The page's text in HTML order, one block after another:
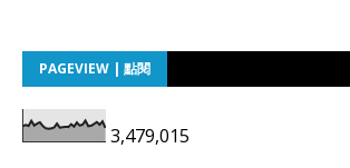
PAGEVIEW | 點閱
3,479,015